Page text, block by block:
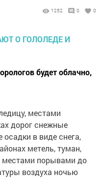
1252 0 0
будет облачно,
местами
дорог снежные
в виде снега,
метель, туман,
местами порывами до
воздуха ночью